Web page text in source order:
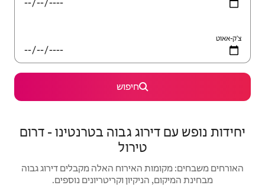
גבוה בטרנטינו - דרום
האלה מקבלים דירוג גבוה
וקריטריונים נוספים.